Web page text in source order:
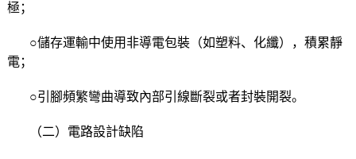
極；
○儲存運輸中使用非導電包裝（如塑料、化纖），積累靜
電；
○引腳頻繁彎曲導致內部引線斷裂或者封裝開裂。
（二）電路設計缺陷